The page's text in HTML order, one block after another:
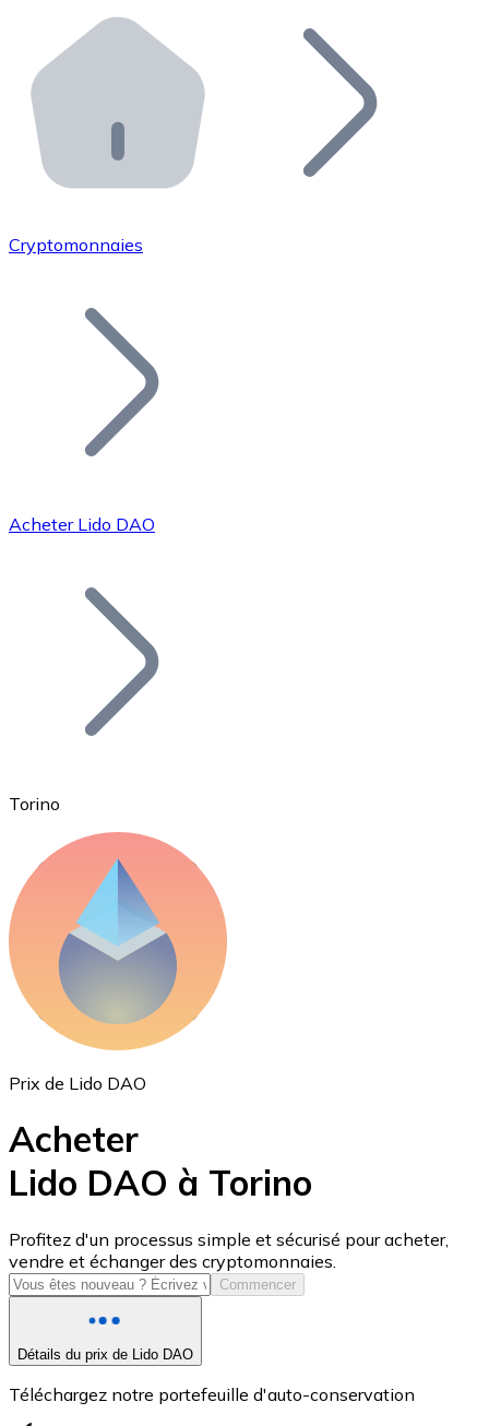
Distributeurs automatiques Bitnovo
Intégrez un ATM Bitnovo dans votre entreprise et
API Bitnovo
Intégrez notre API dans votre écosystème.
Rejoignez notre réseau de distributeurs et
Ajoutez le token de votre projet à notre service
Bitcoin
Ethereum
ETH
USD Coin
USDC
Cryptomonnaies
Acheter Lido DAO
Torino
Prix de Lido DAO
Acheter
Lido DAO à Torino
Profitez d'un processus simple et sécurisé pour acheter,
vendre et échanger des cryptomonnaies.
Commencer
Détails du prix de Lido DAO
Téléchargez notre portefeuille d'auto-conservation